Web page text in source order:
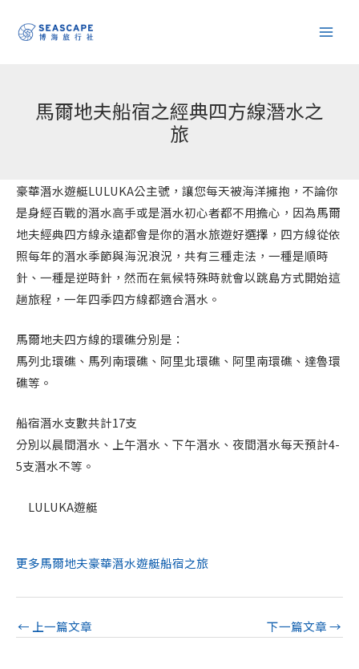
馬爾地夫船宿之經典四方線潛水之
旅
豪華潛水遊艇LULUKA公主號，讓您每天被海洋擁抱，不論你
是身經百戰的潛水高手或是潛水初心者都不用擔心，因為馬爾
地夫經典四方線永遠都會是你的潛水旅遊好選擇，四方線從依
照每年的潛水季節與海況浪況，共有三種走法，一種是順時
針、一種是逆時針，然而在氣候特殊時就會以跳島方式開始這
趟旅程，一年四季四方線都適合潛水。
馬爾地夫四方線的環礁分別是：
馬列北環礁、馬列南環礁、阿里北環礁、阿里南環礁、達魯環
礁等。
船宿潛水支數共計17支
分別以晨間潛水、上午潛水、下午潛水、夜間潛水每天預計4-
5支潛水不等。
LULUKA遊艇
更多馬爾地夫豪華潛水遊艇船宿之旅
← 上一篇文章 下一篇文章→